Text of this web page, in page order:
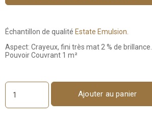
Échantillon de qualité Estate Emulsion.
Aspect: Crayeux, fini très mat 2 % de brillance.
Pouvoir Couvrant 1 m²
quantité
de
Ajouter au panier